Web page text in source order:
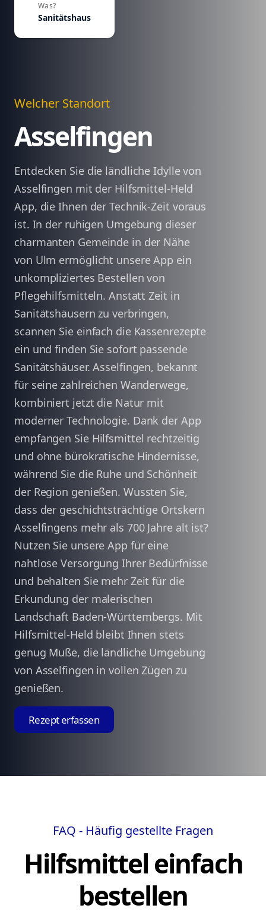
Was?
Sanitätshaus
Welcher Standort
Asselfingen
Entdecken Sie die ländliche Idylle von
Asselfingen mit der Hilfsmittel-Held
App, die Ihnen der Technik-Zeit voraus
ist. In der ruhigen Umgebung dieser
charmanten Gemeinde in der Nähe
von Ulm ermöglicht unsere App ein
unkompliziertes Bestellen von
Pflegehilfsmitteln. Anstatt Zeit in
Sanitätshäusern zu verbringen,
scannen Sie einfach die Kassenrezepte
ein und finden Sie sofort passende
Sanitätshäuser. Asselfingen, bekannt
für seine zahlreichen Wanderwege,
kombiniert jetzt die Natur mit
moderner Technologie. Dank der App
empfangen Sie Hilfsmittel rechtzeitig
und ohne bürokratische Hindernisse,
während Sie die Ruhe und Schönheit
der Region genießen. Wussten Sie,
dass der geschichtsträchtige Ortskern
Asselfingens mehr als 700 Jahre alt ist?
Nutzen Sie unsere App für eine
nahtlose Versorgung Ihrer Bedürfnisse
und behalten Sie mehr Zeit für die
Erkundung der malerischen
Landschaft Baden-Württembergs. Mit
Hilfsmittel-Held bleibt Ihnen stets
genug Muße, die ländliche Umgebung
von Asselfingen in vollen Zügen zu
genießen.
Rezept erfassen
FAQ - Häufig gestellte Fragen
Hilfsmittel einfach
bestellen